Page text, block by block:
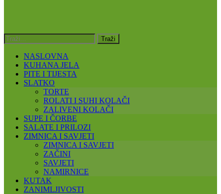
NASLOVNA
KUHANA JELA
PITE I TIJESTA
SLATKO
TORTE
ROLATI I SUHI KOLAČI
ZALIVENI KOLAČI
SUPE I ČORBE
SALATE I PRILOZI
ZIMNICA I SAVJETI
ZIMNICA I SAVJETI
ZAČINI
SAVJETI
NAMIRNICE
KUTAK
ZANIMLJIVOSTI